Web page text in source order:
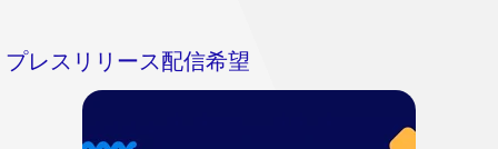
プレスリリース配信希望